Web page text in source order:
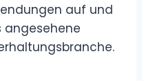
auf und
angesehene